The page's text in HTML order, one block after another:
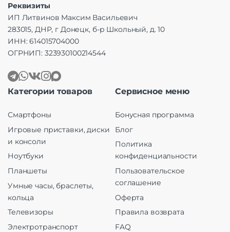
Реквизиты
ИП Литвинов Максим Васильевич
283015, ДНР, г Донецк, б-р Школьный, д. 10
ИНН: 614015704000
ОГРНИП: 323930100214544
Категории товаров
Смартфоны
Игровые приставки, диски
и консоли
Ноутбуки
Планшеты
Умные часы, браслеты,
кольца
Телевизоры
Электротранспорт
Сервисное меню
Бонусная программа
Блог
Политика
конфиденциальности
Пользовательское
соглашение
Оферта
Правила возврата
FAQ